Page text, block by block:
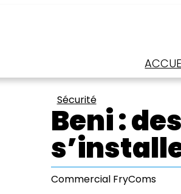
Sécurité
Beni :
Commercial FryComs